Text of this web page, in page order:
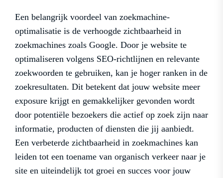
Een belangrijk voordeel van zoekmachine-
optimalisatie is de verhoogde zichtbaarheid in
zoekmachines zoals Google. Door je website te
optimaliseren volgens SEO-richtlijnen en relevante
zoekwoorden te gebruiken, kan je hoger ranken in de
zoekresultaten. Dit betekent dat jouw website meer
exposure krijgt en gemakkelijker gevonden wordt
door potentiële bezoekers die actief op zoek zijn naar
informatie, producten of diensten die jij aanbiedt.
Een verbeterde zichtbaarheid in zoekmachines kan
leiden tot een toename van organisch verkeer naar je
site en uiteindelijk tot groei en succes voor jouw